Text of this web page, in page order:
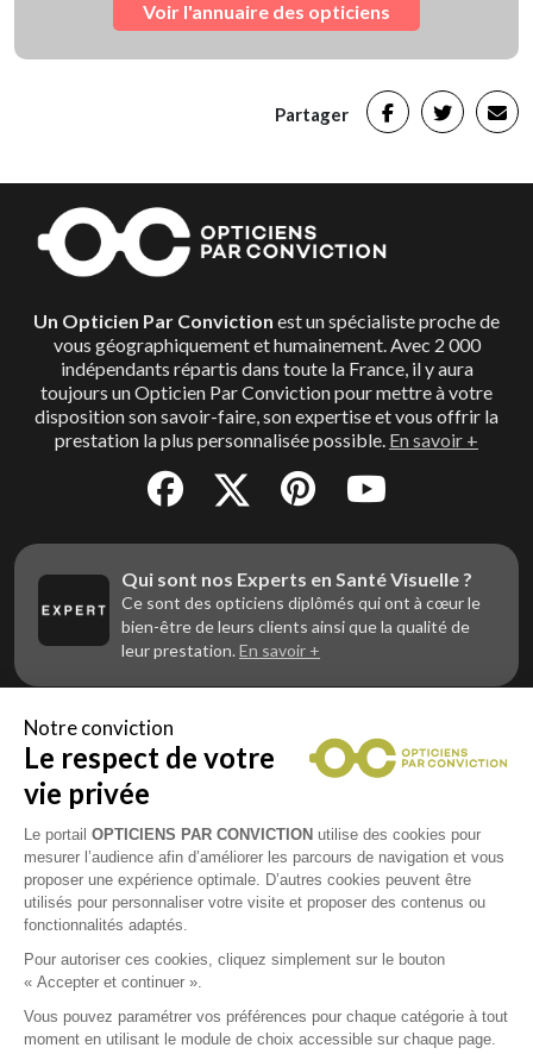
Voir l'annuaire des opticiens
Partager
Un Opticien Par Conviction est un spécialiste proche de
vous géographiquement et humainement. Avec 2 000
indépendants répartis dans toute la France, il y aura
toujours un Opticien Par Conviction pour mettre à votre
disposition son savoir-faire, son expertise et vous offrir la
prestation la plus personnalisée possible. En savoir +
Qui sont nos Experts en Santé Visuelle ?
Ce sont des opticiens diplômés qui ont à cœur le
bien-être de leurs clients ainsi que la qualité de
leur prestation. En savoir +
Vous êtes un professionnel de la vue et
vous souhaitez nous rejoindre ?
Contactez Alliance Optic, la centrale d’achats et
d’accompagnement des opticiens indépendants
Notre conviction
Le respect de votre
vie privée
Le portail OPTICIENS PAR CONVICTION utilise des cookies pour
mesurer l’audience afin d’améliorer les parcours de navigation et vous
proposer une expérience optimale. D’autres cookies peuvent être
utilisés pour personnaliser votre visite et proposer des contenus ou
fonctionnalités adaptés.
Pour autoriser ces cookies, cliquez simplement sur le bouton
« Accepter et continuer ».
Vous pouvez paramétrer vos préférences pour chaque catégorie à tout
moment en utilisant le module de choix accessible sur chaque page.